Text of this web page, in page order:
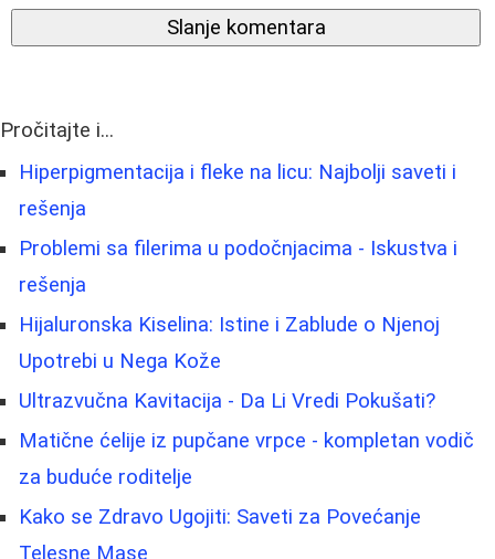
Slanje komentara
Pročitajte i...
Hiperpigmentacija i fleke na licu: Najbolji saveti i
rešenja
Problemi sa filerima u podočnjacima - Iskustva i
rešenja
Hijaluronska Kiselina: Istine i Zablude o Njenoj
Upotrebi u Nega Kože
Ultrazvučna Kavitacija - Da Li Vredi Pokušati?
Matične ćelije iz pupčane vrpce - kompletan vodič
za buduće roditelje
Kako se Zdravo Ugojiti: Saveti za Povećanje
Telesne Mase